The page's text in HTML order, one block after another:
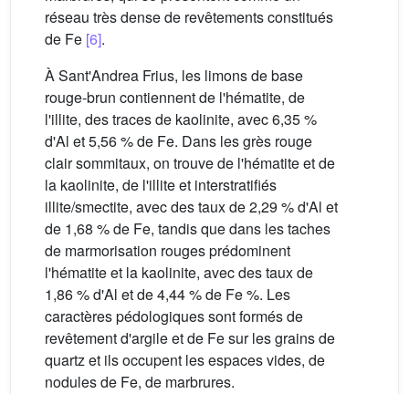
réseau très dense de revêtements constitués
de Fe [6].
À Sant'Andrea Frius, les limons de base
rouge-brun contiennent de l'hématite, de
l'illite, des traces de kaolinite, avec 6,35 %
d'Al et 5,56 % de Fe. Dans les grès rouge
clair sommitaux, on trouve de l'hématite et de
la kaolinite, de l'illite et interstratifiés
illite/smectite, avec des taux de 2,29 % d'Al et
de 1,68 % de Fe, tandis que dans les taches
de marmorisation rouges prédominent
l'hématite et la kaolinite, avec des taux de
1,86 % d'Al et de 4,44 % de Fe %. Les
caractères pédologiques sont formés de
revêtement d'argile et de Fe sur les grains de
quartz et ils occupent les espaces vides, de
nodules de Fe, de marbrures.